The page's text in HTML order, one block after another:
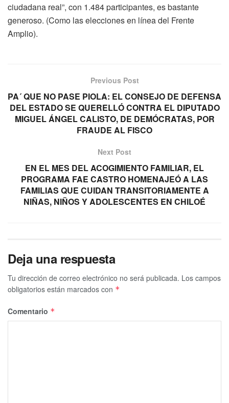
ciudadana real”, con 1.484 participantes, es bastante
generoso. (Como las elecciones en línea del Frente
Amplio).
Previous Post
PA´ QUE NO PASE PIOLA: EL CONSEJO DE DEFENSA
DEL ESTADO SE QUERELLÓ CONTRA EL DIPUTADO
MIGUEL ÁNGEL CALISTO, DE DEMÓCRATAS, POR
FRAUDE AL FISCO
Next Post
EN EL MES DEL ACOGIMIENTO FAMILIAR, EL
PROGRAMA FAE CASTRO HOMENAJEÓ A LAS
FAMILIAS QUE CUIDAN TRANSITORIAMENTE A
NIÑAS, NIÑOS Y ADOLESCENTES EN CHILOÉ
Deja una respuesta
Tu dirección de correo electrónico no será publicada. Los campos
obligatorios están marcados con *
Comentario *